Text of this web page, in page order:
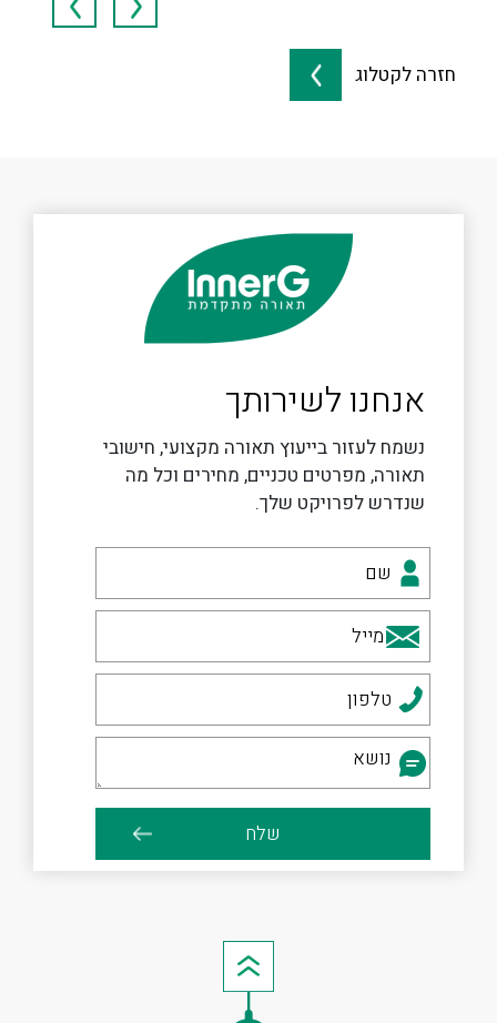
חזרה לקטלוג
אנחנו לשירותך
נשמח לעזור בייעוץ תאורה מקצועי, חישובי
תאורה, מפרטים טכניים, מחירים וכל מה
שנדרש לפרויקט שלך.